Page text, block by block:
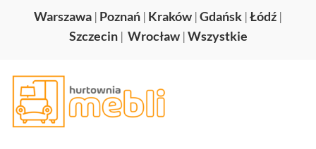
Warszawa | Poznań | Kraków |Gdańsk |Łódź |
Szczecin | Wrocław |Wszystkie